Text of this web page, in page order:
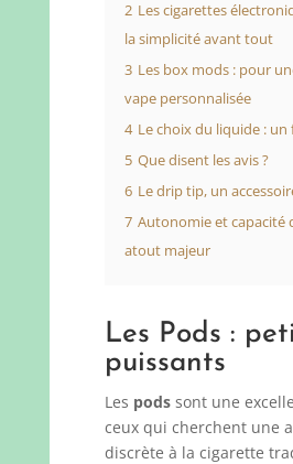
2 Les cigarettes
la simplicité avant tout
3 Les box mods : pour
vape personnalisée
4 Le choix du liquide : un
5 Que disent les avis ?
6 Le drip tip, un
7 Autonomie et capacité
atout majeur
Les Pods :
puissants
Les podssont une
ceux qui cherchent une
discrète à la cigarette